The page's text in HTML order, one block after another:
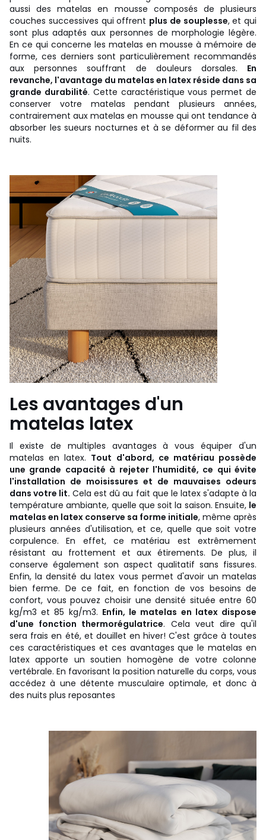
aussi des matelas en mousse composés de plusieurs
couches successives qui offrent plus de souplesse, et qui
sont plus adaptés aux personnes de morphologie légère.
En ce qui concerne les matelas en mousse à mémoire de
forme, ces derniers sont particulièrement recommandés
aux personnes souffrant de douleurs dorsales. En
revanche, l'avantage du matelas en latex réside dans sa
grande durabilité. Cette caractéristique vous permet de
conserver votre matelas pendant plusieurs années,
contrairement aux matelas en mousse qui ont tendance à
absorber les sueurs nocturnes et à se déformer au fil des
nuits.
Les avantages d'un
matelas latex
Il existe de multiples avantages à vous équiper d'un
matelas en latex. Tout d'abord, ce matériau possède
une grande capacité à rejeter l'humidité, ce qui évite
l'installation de moisissures et de mauvaises odeurs
dans votre lit. Cela est dû au fait que le latex s'adapte à la
température ambiante, quelle que soit la saison. Ensuite, le
matelas en latex conserve sa forme initiale, même après
plusieurs années d'utilisation, et ce, quelle que soit votre
corpulence. En effet, ce matériau est extrêmement
résistant au frottement et aux étirements. De plus, il
conserve également son aspect qualitatif sans fissures.
Enfin, la densité du latex vous permet d'avoir un matelas
bien ferme. De ce fait, en fonction de vos besoins de
confort, vous pouvez choisir une densité située entre 60
kg/m3 et 85 kg/m3. Enfin, le matelas en latex dispose
d'une fonction thermorégulatrice. Cela veut dire qu'il
sera frais en été, et douillet en hiver! C'est grâce à toutes
ces caractéristiques et ces avantages que le matelas en
latex apporte un soutien homogène de votre colonne
vertébrale. En favorisant la position naturelle du corps, vous
accédez à une détente musculaire optimale, et donc à
des nuits plus reposantes